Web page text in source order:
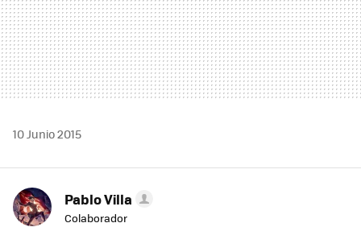
10 Junio 2015
Pablo Villa
Colaborador